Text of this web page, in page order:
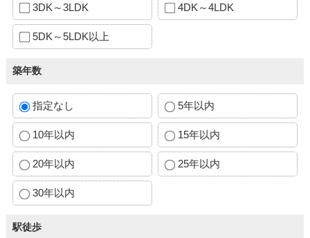
3DK～3LDK 4DK～4LDK
5DK～5LDK以上
築年数
指定なし 5年以内
10年以内 15年以内
20年以内 25年以内
30年以内
駅徒歩